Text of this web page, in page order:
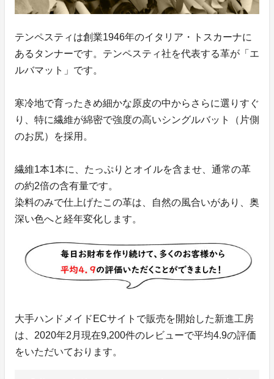
テンペスティは創業1946年のイタリア・トスカーナに
あるタンナーです。テンペスティ社を代表する革が「エ
ルバマット」です。
寒冷地で育ったきめ細かな原皮の中からさらに選りすぐ
り、特に繊維が綿密で強度の高いシングルバット（片側
のお尻）を採用。
繊維1本1本に、たっぷりとオイルを含ませ、通常の革
の約2倍の含有量です。
染料のみで仕上げたこの革は、自然の風合いがあり、奥
深い色へと経年変化します。
大手ハンドメイドECサイトで販売を開始した新進工房
は、2020年2月現在9,200件のレビューで平均4.9の評価
をいただいております。